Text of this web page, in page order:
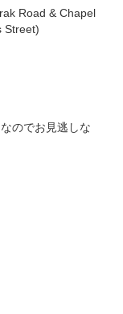
Road & Chapel
Street)
のでお見逃しな